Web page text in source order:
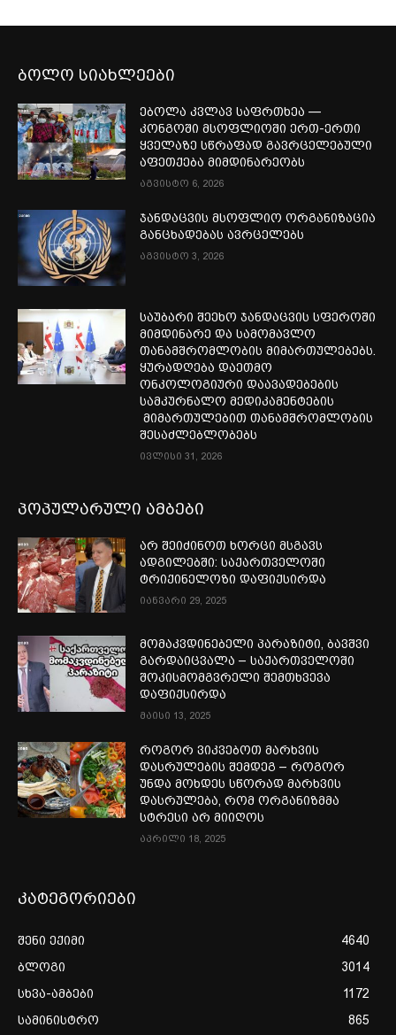
ბოლო სიახლეები
ებოლა კვლავ საფრთხეა —
კონგოში მსოფლიოში ერთ-ერთი
ყველაზე სწრაფად გავრცელებული
აფეთქება მიმდინარეობს
აგვისტო 6, 2026
ჯანდაცვის მსოფლიო ორგანიზაცია
განცხადებას ავრცელებს
აგვისტო 3, 2026
საუბარი შეეხო ჯანდაცვის სფეროში
მიმდინარე და სამომავლო
თანამშრომლობის მიმართულებებს.
ყურადღება დაეთმო
ონკოლოგიური დაავადებების
სამკურნალო მედიკამენტების
მიმართულებით თანამშრომლობის
შესაძლებლობებს
ივლისი 31, 2026
პოპულარული ამბები
არ შეიძინოთ ხორცი მსგავს
ადგილებში: საქართველოში
ტრიქინელოზი დაფიქსირდა
იანვარი 29, 2025
მომაკვდინებელი პარაზიტი, ბავშვი
გარდაიცვალა – საქართველოში
შოკისმომგვრელი შემთხვევა
დაფიქსირდა
მაისი 13, 2025
როგორ ვიკვებოთ მარხვის
დასრულების შემდეგ – როგორ
უნდა მოხდეს სწორად მარხვის
დასრულება, რომ ორგანიზმმა
სტრესი არ მიიღოს
აპრილი 18, 2025
კატეგორიები
შენი ექიმი
4640
ბლოგი
3014
სხვა-ამბები
1172
სამინისტრო
865